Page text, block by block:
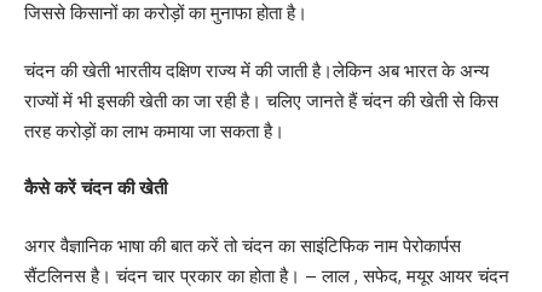
जिससे किसानों का करोड़ों का मुनाफा होता है।
चंदन की खेती भारतीय दक्षिण राज्य में की जाती है।लेकिन अब भारत के अन्य
राज्यों में भी इसकी खेती का जा रही है। चलिए जानते हैं चंदन की खेती से किस
तरह करोड़ों का लाभ कमाया जा सकता है।
कैसे करें चंदन की खेती
अगर वैज्ञानिक भाषा की बात करें तो चंदन का साइंटिफिक नाम पेरोकार्पस
सैंटलिनस है। चंदन चार प्रकार का होता है। – लाल , सफेद, मयूर आयर चंदन